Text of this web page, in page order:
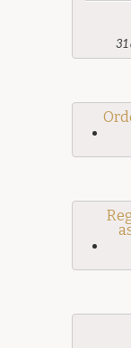
31